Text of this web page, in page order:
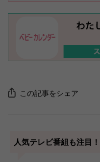
この記事をシェア
人気テレビ番組も注目